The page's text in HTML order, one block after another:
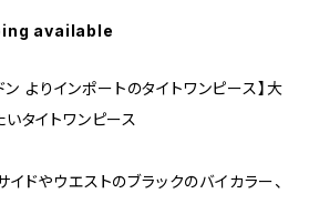
available
よりインポートのタイトワンピース】大
タイトワンピース
ドやウエストのブラックのバイカラー、